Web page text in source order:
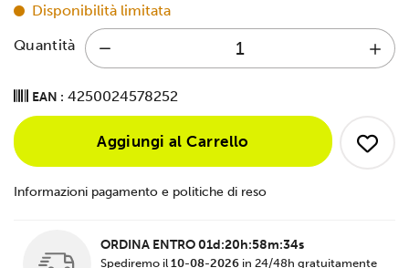
Disponibilità limitata
Quantità
EAN : 4250024578252
Aggiungi al Carrello
Informazioni pagamento e politiche di reso
ORDINA ENTRO01d:20h:58m:34s
Spediremo il 10-08-2026 in 24/48h gratuitamente